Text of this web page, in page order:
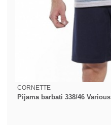
CORNETTE
Pijama barbati 338/46 Various